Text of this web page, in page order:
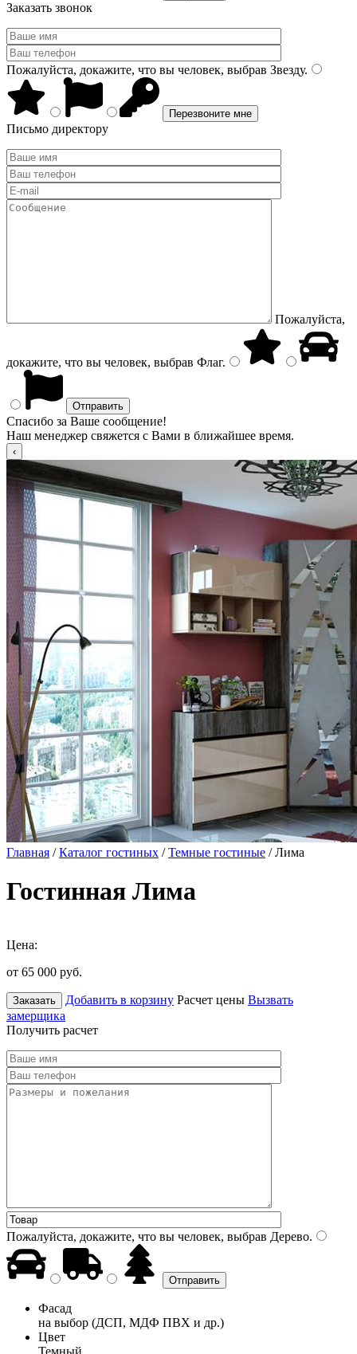
Заказать звонок
Пожалуйста, докажите, что вы человек, выбрав Звезду.
Письмо директору
Пожалуйста,
докажите, что вы человек, выбрав Флаг.
Спасибо за Ваше сообщение!
Наш менеджер свяжется с Вами в ближайшее время.
Главная /Каталог гостиных /Темные гостиные / Лима
Гостинная Лима
Цена:
от 65 000 руб.
Заказать Добавить в корзину Расчет цены Вызвать
замерщика
Получить расчет
Пожалуйста, докажите, что вы человек, выбрав Дерево.
Фасад
на выбор (ДСП, МДФ ПВХ и др.)
Цвет
Темный